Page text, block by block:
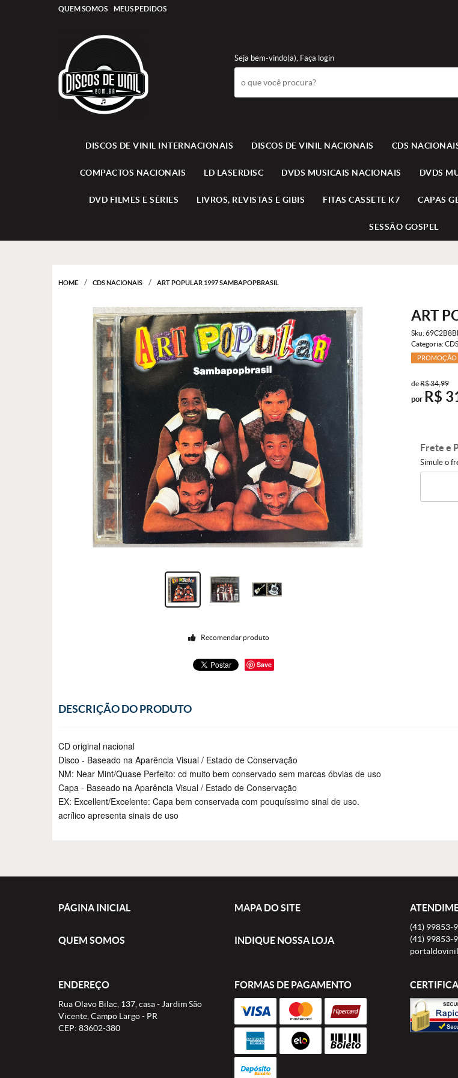
QUEM SOMOS MEUS PEDIDOS
Seja bem-vindo(a), Faça login
DISCOS DE VINIL INTERNACIONAIS DISCOS DE VINIL NACIONAIS CDS
COMPACTOS NACIONAIS LD LASERDISC DVDS MUSICAIS NACIONAIS DVDS
DVD FILMES E SÉRIES LIVROS, REVISTAS E GIBIS FITAS CASSETE K7 CAPAS
SESSÃO GOSPEL
HOME CDS NACIONAIS ART POPULAR 1997 SAMBAPOPBRASIL
Recomendar produto
Save
ART
Sku:
Categoria:
PROMOÇÃO
deR$ 34,99
por R$
Frete e
Simule o
DESCRIÇÃO DO PRODUTO
CD original nacional
Disco - Baseado na Aparência Visual / Estado de Conservação
NM: Near Mint/Quase Perfeito: cd muito bem conservado sem marcas óbvias de uso
Capa - Baseado na Aparência Visual / Estado de Conservação
EX: Excellent/Excelente: Capa bem conservada com pouquíssimo sinal de uso.
acrílico apresenta sinais de uso
PÁGINA INICIAL MAPA DO SITE
QUEM SOMOS INDIQUE NOSSA LOJA
(41) 99853-
(41) 99853-
ENDEREÇO
Rua Olavo Bilac, 137, casa- Jardim São
Vicente, Campo Largo- PR
CEP: 83602-380
FORMAS DE PAGAMENTO